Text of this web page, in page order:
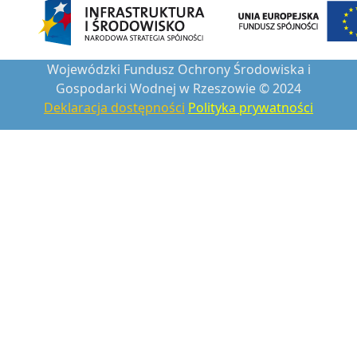
Wojewódzki Fundusz Ochrony Środowiska i
Gospodarki Wodnej w Rzeszowie © 2024
Deklaracja dostępności Polityka prywatności